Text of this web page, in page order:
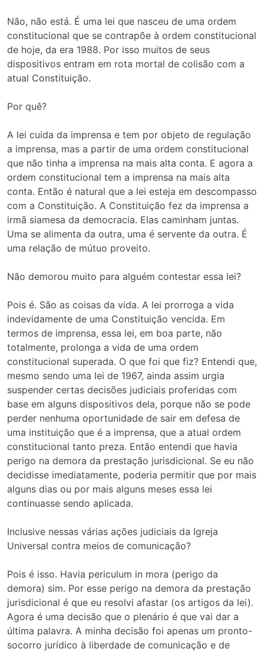
Não, não está. É uma lei que nasceu de uma ordem
constitucional que se contrapõe à ordem constitucional
de hoje, da era 1988. Por isso muitos de seus
dispositivos entram em rota mortal de colisão com a
atual Constituição.
Por quê?
A lei cuida da imprensa e tem por objeto de regulação
a imprensa, mas a partir de uma ordem constitucional
que não tinha a imprensa na mais alta conta. E agora a
ordem constitucional tem a imprensa na mais alta
conta. Então é natural que a lei esteja em descompasso
com a Constituição. A Constituição fez da imprensa a
irmã siamesa da democracia. Elas caminham juntas.
Uma se alimenta da outra, uma é servente da outra. É
uma relação de mútuo proveito.
Não demorou muito para alguém contestar essa lei?
Pois é. São as coisas da vida. A lei prorroga a vida
indevidamente de uma Constituição vencida. Em
termos de imprensa, essa lei, em boa parte, não
totalmente, prolonga a vida de uma ordem
constitucional superada. O que foi que fiz? Entendi que,
mesmo sendo uma lei de 1967, ainda assim urgia
suspender certas decisões judiciais proferidas com
base em alguns dispositivos dela, porque não se pode
perder nenhuma oportunidade de sair em defesa de
uma instituição que é a imprensa, que a atual ordem
constitucional tanto preza. Então entendi que havia
perigo na demora da prestação jurisdicional. Se eu não
decidisse imediatamente, poderia permitir que por mais
alguns dias ou por mais alguns meses essa lei
continuasse sendo aplicada.
Inclusive nessas várias ações judiciais da Igreja
Universal contra meios de comunicação?
Pois é isso. Havia periculum in mora (perigo da
demora) sim. Por esse perigo na demora da prestação
jurisdicional é que eu resolvi afastar (os artigos da lei).
Agora é uma decisão que o plenário é que vai dar a
última palavra. A minha decisão foi apenas um pronto-
socorro jurídico à liberdade de comunicação e de